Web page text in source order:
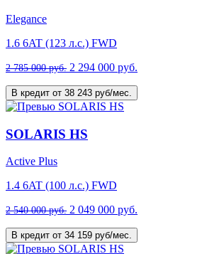
Elegance
1.6 6AT (123 л.с.) FWD
2 785 000 руб. 2 294 000 руб.
В кредит от 38 243 руб/мес.
SOLARIS HS
Active Plus
1.4 6AT (100 л.с.) FWD
2 540 000 руб. 2 049 000 руб.
В кредит от 34 159 руб/мес.